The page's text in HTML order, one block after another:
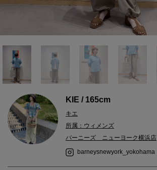
KIE / 165cm
キエ
所属：ウィメンズ
バーニーズ ニューヨーク横浜店
barneysnewyork_yokohama